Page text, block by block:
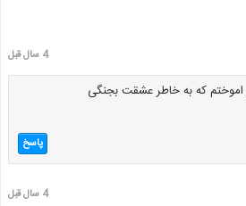
4 سال قبل
که به خاطر عشقت بجنگی
پاسخ
4 سال قبل